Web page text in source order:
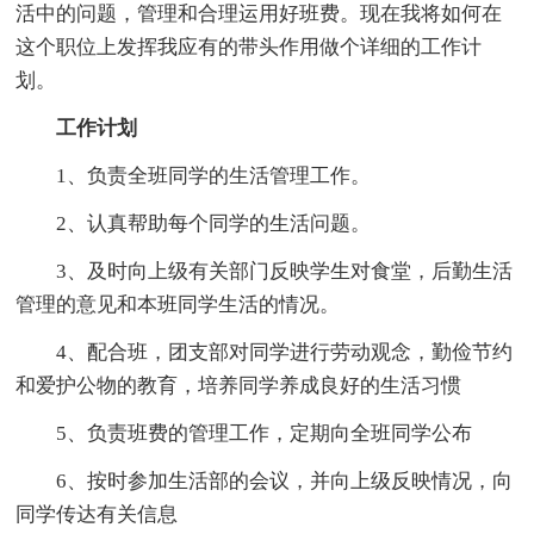
活中的问题，管理和合理运用好班费。现在我将如何在
这个职位上发挥我应有的带头作用做个详细的工作计
划。
工作计划
1、负责全班同学的生活管理工作。
2、认真帮助每个同学的生活问题。
3、及时向上级有关部门反映学生对食堂，后勤生活
管理的意见和本班同学生活的情况。
4、配合班，团支部对同学进行劳动观念，勤俭节约
和爱护公物的教育，培养同学养成良好的生活习惯
5、负责班费的管理工作，定期向全班同学公布
6、按时参加生活部的会议，并向上级反映情况，向
同学传达有关信息